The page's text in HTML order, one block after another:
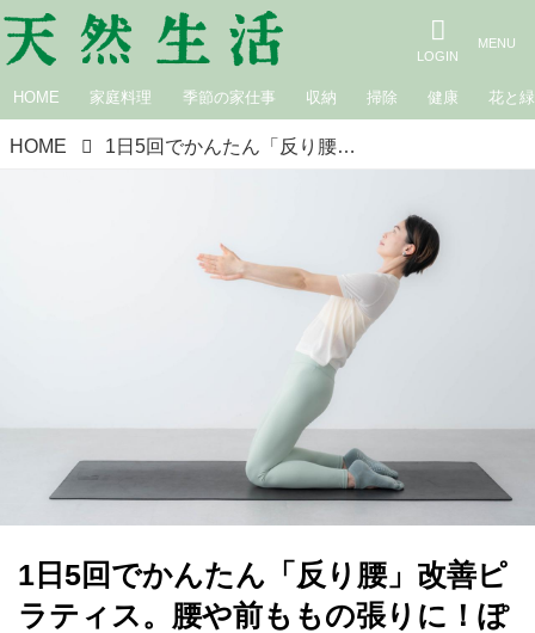
HOME 家庭料理 季節の家仕事 収納 掃除 健康 花と緑
HOME 1日5回でかんたん「反り腰」改善ピラティス。腰や前ももの張りに！ぽっこりおなかや腰の負担もやわらげるケア｜ほどほどピラティス／ピラティストレーナー・原裕美子さん
1日5回でかんたん「反り腰」改善ピ
ラティス。腰や前ももの張りに！ぽ